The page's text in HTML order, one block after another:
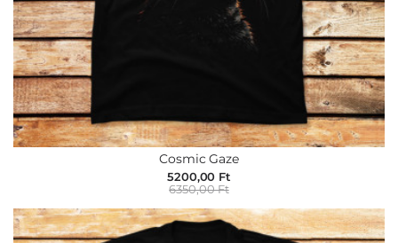
Cosmic Gaze
5200,00 Ft
6350,00 Ft